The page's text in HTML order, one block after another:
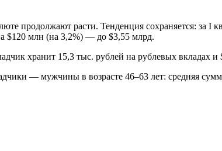
продолжают расти. Тенденция сохраняется: за I
$120 млн (на 3,2%) — до $3,55 млрд.
хранит 15,3 тыс. рублей на рублевых вкладах
— мужчины в возрасте 46–63 лет: средняя